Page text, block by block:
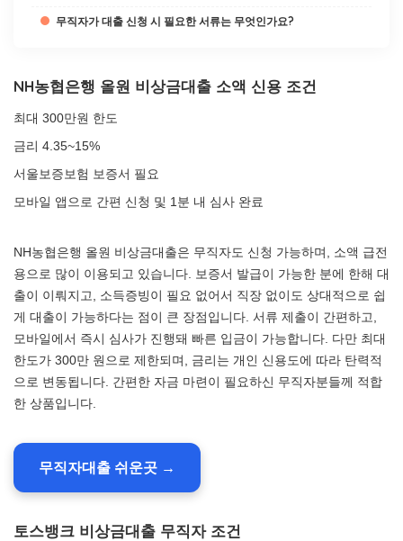
무직자가 대출 신청 시 필요한 서류는 무엇인가요?
NH농협은행 올원 비상금대출 소액 신용 조건
최대 300만원 한도
금리 4.35~15%
서울보증보험 보증서 필요
모바일 앱으로 간편 신청 및 1분 내 심사 완료
NH농협은행 올원 비상금대출은 무직자도 신청 가능하며, 소액 급전
용으로 많이 이용되고 있습니다. 보증서 발급이 가능한 분에 한해 대
출이 이뤄지고, 소득증빙이 필요 없어서 직장 없이도 상대적으로 쉽
게 대출이 가능하다는 점이 큰 장점입니다. 서류 제출이 간편하고,
모바일에서 즉시 심사가 진행돼 빠른 입금이 가능합니다. 다만 최대
한도가 300만 원으로 제한되며, 금리는 개인 신용도에 따라 탄력적
으로 변동됩니다. 간편한 자금 마련이 필요하신 무직자분들께 적합
한 상품입니다.
무직자대출 쉬운곳 →
토스뱅크 비상금대출 무직자 조건